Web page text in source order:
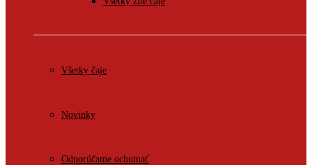
Všetky čaje
Novinky
Odporúčame ochutnať